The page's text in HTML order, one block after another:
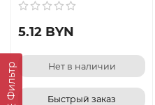
Фильтр
5.12 BYN
Нет в наличии
Быстрый заказ